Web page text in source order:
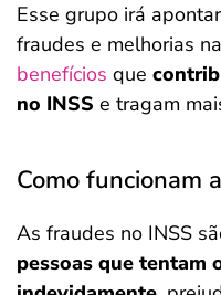
Esse grupo irá
fraudes e melhorias
benefícios que
no INSS e tragam
Como funcionam
As fraudes no INSS
pessoas que tentam